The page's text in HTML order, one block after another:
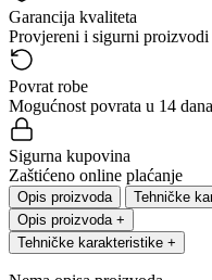
Garancija kvaliteta
Provjereni i sigurni proizvodi
Povrat robe
Mogućnost povrata u 14 dana
Sigurna kupovina
Zaštićeno online plaćanje
Opis proizvoda
Tehničke
Opis proizvoda +
Tehničke karakteristike +